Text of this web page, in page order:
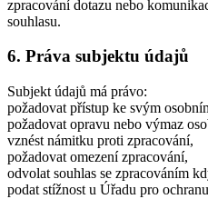
zpracování dotazu nebo
souhlasu.
6. Práva subjektu údajů
Subjekt údajů má právo:
požadovat přístup ke svým
požadovat opravu nebo výmaz
vznést námitku proti zpracování,
požadovat omezení zpracování,
odvolat souhlas se zpracováním
podat stížnost u Úřadu pro